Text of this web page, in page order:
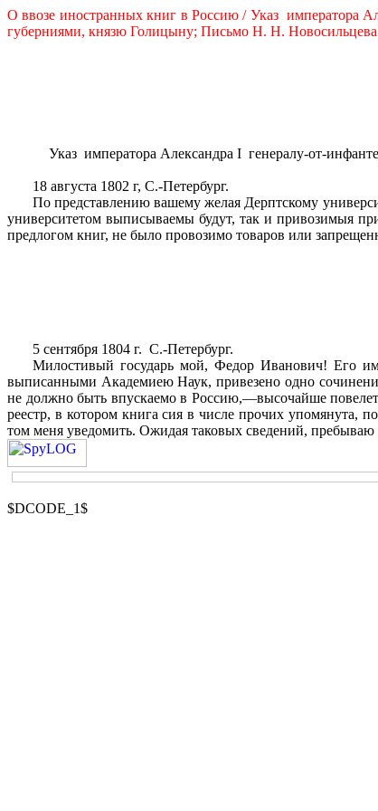
О ввозе иностранных книг в Poccию / Указ императора
губерниями, князю Голицыну; Письмо Н. Н.
Указ императора Александра I генералу-от-
18 августа 1802 г, С.-Петербург.
По представлению вашему желая Дерптскому
университетом выписываемы будут, так и привозимыя
предлогом книг, не было провозимо товаров или
5 сентября 1804 г. С.-Петербург.
Милостивый государь мой, Федор Иванович! Его
выписанными Академиею Наук, привезено одно
не должно быть впускаемо в Россию,—высочайше
реестр, в котором книга сия в числе прочих упомянута,
том меня уведомить. Ожидая таковых сведений,
$DCODE_1$